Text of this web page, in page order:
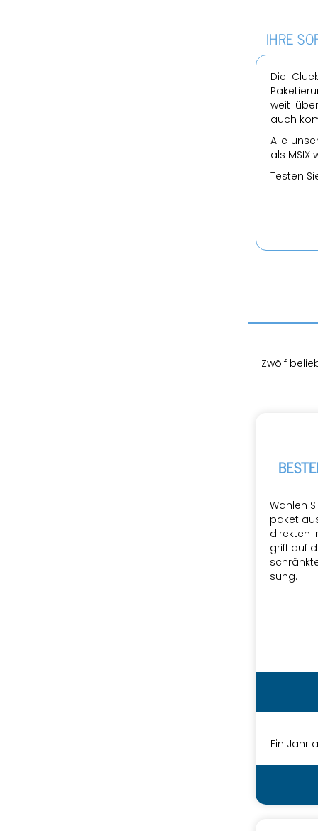
IHRE
Die
weit
auch
Alle
als MSIX
Tes­ten
Zwölf
Wäh­len
pa­ket
di­rek­ten
griff auf
sung.
Ein Jahr